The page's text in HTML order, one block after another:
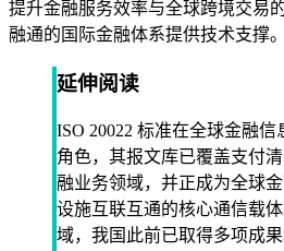
提升金融服务效率与全球跨境交易
融通的国际金融体系提供技术支撑。
延伸阅读
ISO 20022 标准在全球金融
角色，其报文库已覆盖支付
融业务领域，并正成为全球
设施互联互通的核心通信载
域，我国此前已取得多项成